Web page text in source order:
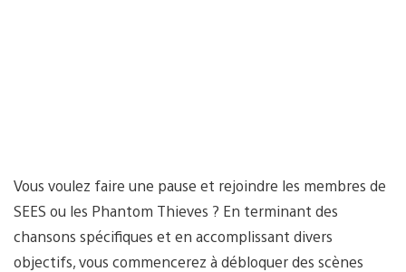
Vous voulez faire une pause et rejoindre les membres de
SEES ou les Phantom Thieves ? En terminant des
chansons spécifiques et en accomplissant divers
objectifs, vous commencerez à débloquer des scènes